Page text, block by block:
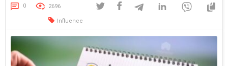
скрывается полное отсутствие продаж. В то же время сам канал
0 2696
Influence